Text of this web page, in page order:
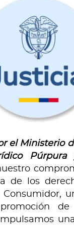
el Ministerio
Púrpura
de los